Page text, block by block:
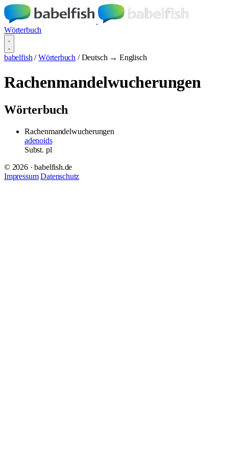
Wörterbuch
babelfish / Wörterbuch / Deutsch → Englisch
Rachenmandelwucherungen
Wörterbuch
Rachenmandelwucherungen
adenoids
Subst. pl
© 2026 · babelfish.de
Impressum Datenschutz